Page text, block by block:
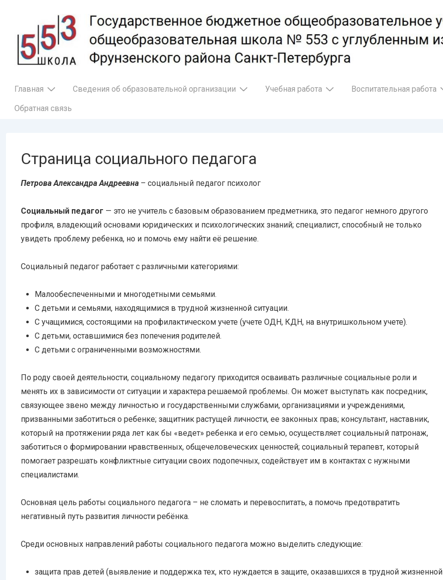
основному
содержимому
Основная
Главная Сведения об образовательной организации Учебная работа Воспитательная работа
Обратная связь
Страница социального педагога
Петрова Александра Андреевна – социальный педагог психолог
Социальный педагог — это не учитель с базовым образованием предметника, это педагог немного другого
профиля, владеющий основами юридических и психологических знаний; специалист, способный не только
увидеть проблему ребенка, но и помочь ему найти её решение.
Социальный педагог работает с различными категориями:
Малообеспеченными и многодетными семьями.
С детьми и семьями, находящимися в трудной жизненной ситуации.
С учащимися, состоящими на профилактическом учете (учете ОДН, КДН, на внутришкольном учете).
С детьми, оставшимися без попечения родителей.
С детьми с ограниченными возможностями.
По роду своей деятельности, социальному педагогу приходится осваивать различные социальные роли и
менять их в зависимости от ситуации и характера решаемой проблемы. Он может выступать как посредник,
связующее звено между личностью и государственными службами, организациями и учреждениями,
призванными заботиться о ребенке; защитник растущей личности, ее законных прав; консультант, наставник,
который на протяжении ряда лет как бы «ведет» ребенка и его семью, осуществляет социальный патронаж,
заботиться о формировании нравственных, общечеловеческих ценностей; социальный терапевт, который
помогает разрешать конфликтные ситуации своих подопечных, содействует им в контактах с нужными
специалистами.
Основная цель работы социального педагога – не сломать и перевоспитать, а помочь предотвратить
негативный путь развития личности ребёнка.
Среди основных направлений работы социального педагога можно выделить следующие:
защита прав детей (выявление и поддержка тех, кто нуждается в защите, оказавшихся в трудной жизненной